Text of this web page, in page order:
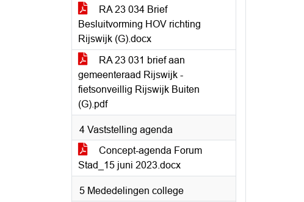
RA 23 034 Brief
Besluitvorming HOV richting
Rijswijk (G).docx
RA 23 031 brief aan
gemeenteraad Rijswijk -
fietsonveillig Rijswijk Buiten
(G).pdf
4 Vaststelling agenda
Concept-agenda Forum
Stad_15 juni 2023.docx
5 Mededelingen college